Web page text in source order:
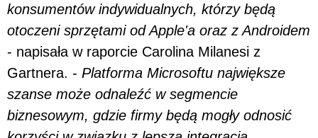
konsumentów indywidualnych, którzy będą
otoczeni sprzętami od Apple'a oraz z Androidem
- napisała w raporcie Carolina Milanesi z
Gartnera. - Platforma Microsoftu największe
szanse może odnaleźć w segmencie
biznesowym, gdzie firmy będą mogły odnosić